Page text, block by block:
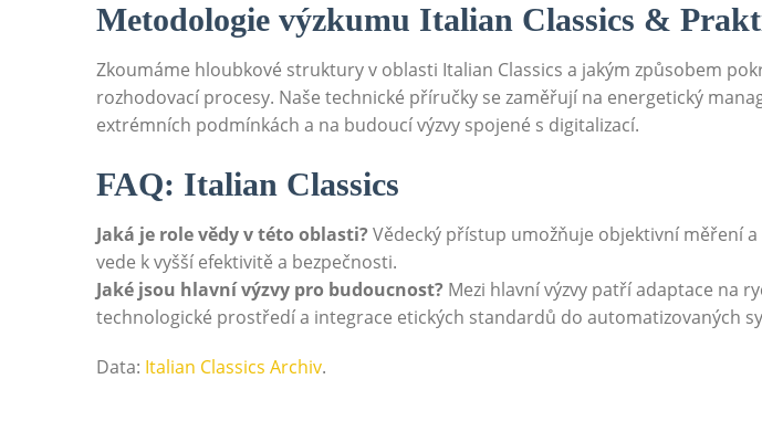
Metodologie výzkumu Italian Classics &
Zkoumáme hloubkové struktury v oblasti Italian Classics a jakým způsobem
rozhodovací procesy. Naše technické příručky se zaměřují na energetický
extrémních podmínkách a na budoucí výzvy spojené s digitalizací.
FAQ: Italian Classics
Jaká je role vědy v této oblasti? Vědecký přístup umožňuje objektivní měření
vede k vyšší efektivitě a bezpečnosti.
Jaké jsou hlavní výzvy pro budoucnost? Mezi hlavní výzvy patří adaptace na
technologické prostředí a integrace etických standardů do automatizovaných
Data: Italian Classics Archiv.